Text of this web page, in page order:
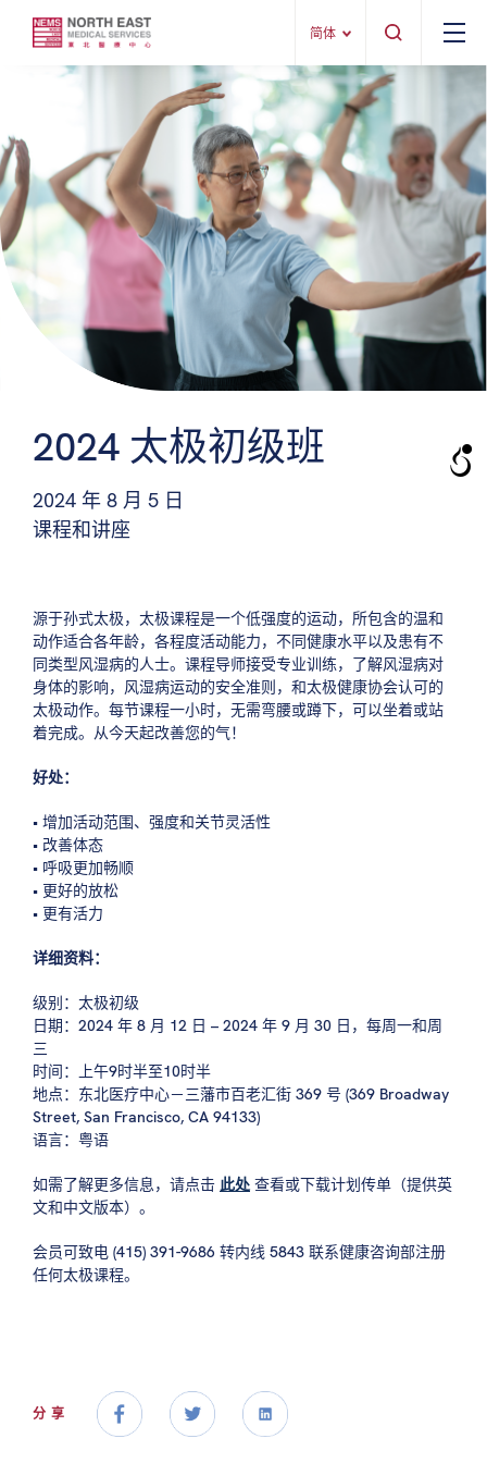
简体
2024 太极初级班
2024 年 8 月 5 日
课程和讲座
源于孙式太极，太极课程是一个低强度的运动，所包含的温和
动作适合各年龄，各程度活动能力，不同健康水平以及患有不
同类型风湿病的人士。课程导师接受专业训练，了解风湿病对
身体的影响，风湿病运动的安全准则，和太极健康协会认可的
太极动作。每节课程一小时，无需弯腰或蹲下，可以坐着或站
着完成。从今天起改善您的气！
好处：
• 增加活动范围、强度和关节灵活性
• 改善体态
• 呼吸更加畅顺
• 更好的放松
• 更有活力
详细资料：
级别：太极初级
日期：2024 年 8 月 12 日 – 2024 年 9 月 30 日，每周一和周
三
时间：上午9时半至10时半
地点：东北医疗中心－三藩市百老汇街 369 号 (369 Broadway
Street, San Francisco, CA 94133)
语言：粤语
如需了解更多信息，请点击 此处查看或下载计划传单（提供英
文和中文版本）。
会员可致电 (415) 391-9686 转内线 5843 联系健康咨询部注册
任何太极课程。
分享